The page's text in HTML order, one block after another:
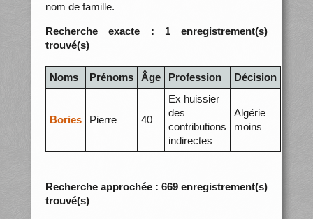
nom de famille.
Recherche exacte : 1 enregistrement(s)
trouvé(s)
Noms Prénoms Âge Profession Décision
Bories Pierre 40
Ex huissier
des
contributions
indirectes
Algérie
moins
Recherche approchée : 669 enregistrement(s)
trouvé(s)